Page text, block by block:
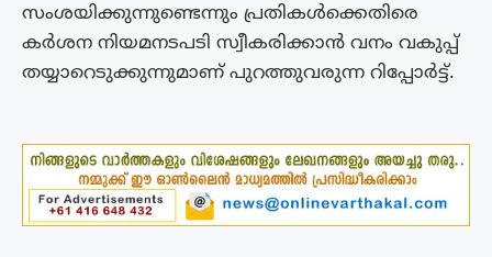
സംശയിക്കുന്നുണ്ടെന്നും പ്രതികൾക്കെതിരെ
കർശന നിയമനടപടി സ്വീകരിക്കാൻ വനം വകുപ്പ്
തയ്യാറെടുക്കുന്നുമാണ് പുറത്തുവരുന്ന റിപ്പോർട്ട്.